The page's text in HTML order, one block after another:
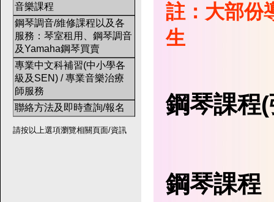
音樂課程
鋼琴調音/維修課程以及各
服務：琴室租用、鋼琴調音
及Yamaha鋼琴買賣
專業中文科補習(中小學各
級及SEN) / 專業音樂治療
師服務
聯絡方法及即時查詢/報名
請按以上選項瀏覽相關頁面/資訊
註：大部份
生
鋼琴課程
鋼琴課程